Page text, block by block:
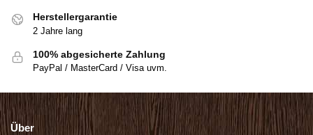
Herstellergarantie
2 Jahre lang
100% abgesicherte Zahlung
PayPal / MasterCard / Visa uvm.
Über